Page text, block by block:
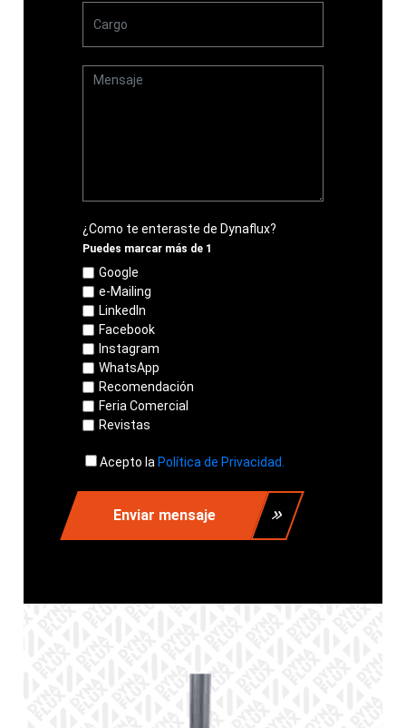
¿Como te enteraste de Dynaflux?
Puedes marcar más de 1
Google
e-Mailing
LinkedIn
Facebook
Instagram
WhatsApp
Recomendación
Feria Comercial
Revistas
Acepto la Política de Privacidad.
Enviar mensaje